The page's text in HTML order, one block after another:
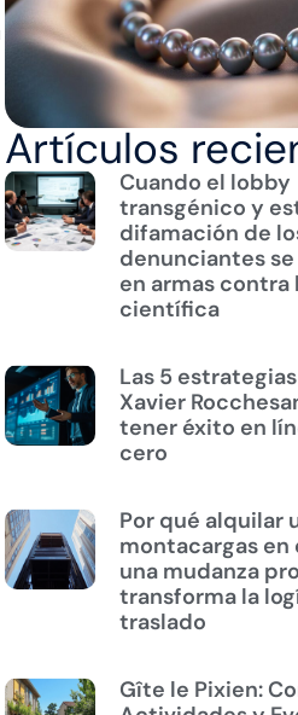
Artículos
Cuando el lobby
transgénico y
difamación de
denunciantes
en armas contra
científica
Las 5
Xavier
tener éxito en
cero
Por qué alquilar
montacargas en
una mudanza
transforma la
traslado
Gîte le Pixien: